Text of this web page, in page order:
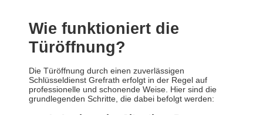
Wie funktioniert die
Türöffnung?
Die Türöffnung durch einen zuverlässigen
Schlüsseldienst Grefrath erfolgt in der Regel auf
professionelle und schonende Weise. Hier sind die
grundlegenden Schritte, die dabei befolgt werden: